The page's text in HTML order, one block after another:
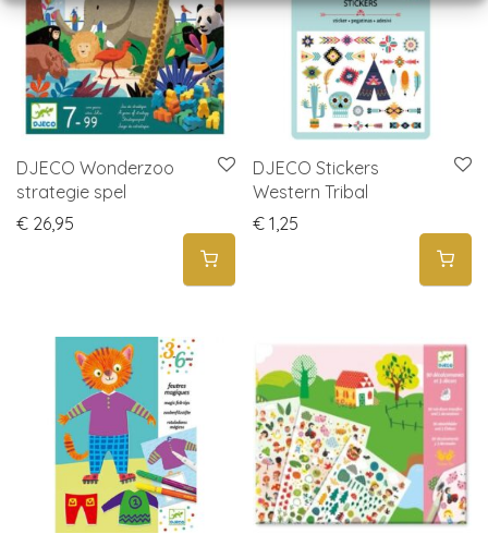
DJECO Wonderzoo
strategie spel
€ 26,95
DJECO Stickers
Western Tribal
€ 1,25